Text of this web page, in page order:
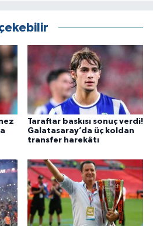
Taraftar baskısı sonuç verdi!
Galatasaray’da üç koldan
transfer harekâtı